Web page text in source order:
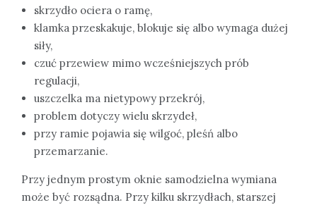
skrzydło ociera o ramę,
klamka przeskakuje, blokuje się albo wymaga dużej
siły,
czuć przewiew mimo wcześniejszych prób
regulacji,
uszczelka ma nietypowy przekrój,
problem dotyczy wielu skrzydeł,
przy ramie pojawia się wilgoć, pleśń albo
przemarzanie.
Przy jednym prostym oknie samodzielna wymiana
może być rozsądna. Przy kilku skrzydłach, starszej